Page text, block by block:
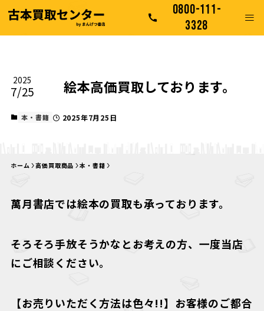
0800-111-
3328
絵本高価買取しております。
2025
7/25
本・書籍 2025年7月25日
ホーム 高価買取商品 本・書籍
萬月書店では絵本の買取も承っております。
そろそろ手放そうかなとお考えの方、一度当店
にご相談ください。
【お売りいただく方法は色々!!】 お客様のご都合